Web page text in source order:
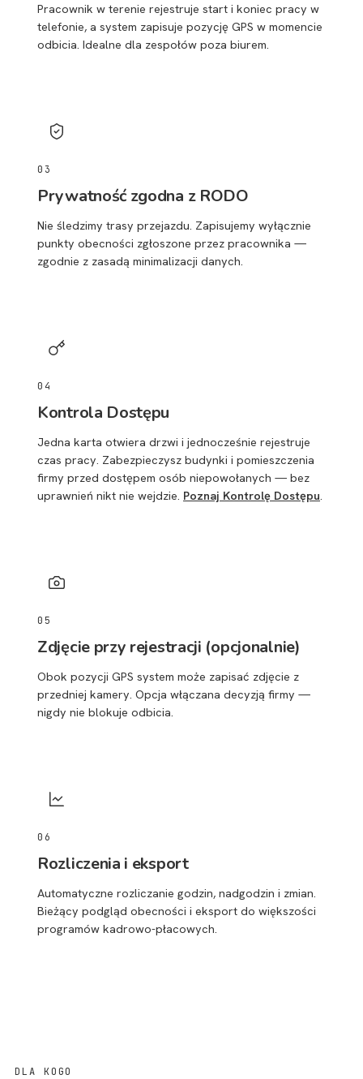
Pracownik w terenie rejestruje start i koniec pracy w
telefonie, a system zapisuje pozycję GPS w momencie
odbicia. Idealne dla zespołów poza biurem.
03
Prywatność zgodna z RODO
Nie śledzimy trasy przejazdu. Zapisujemy wyłącznie
punkty obecności zgłoszone przez pracownika —
zgodnie z zasadą minimalizacji danych.
04
Kontrola Dostępu
Jedna karta otwiera drzwi i jednocześnie rejestruje
czas pracy. Zabezpieczysz budynki i pomieszczenia
firmy przed dostępem osób niepowołanych — bez
uprawnień nikt nie wejdzie. Poznaj Kontrolę Dostępu.
05
Zdjęcie przy rejestracji (opcjonalnie)
Obok pozycji GPS system może zapisać zdjęcie z
przedniej kamery. Opcja włączana decyzją firmy —
nigdy nie blokuje odbicia.
06
Rozliczenia i eksport
Automatyczne rozliczanie godzin, nadgodzin i zmian.
Bieżący podgląd obecności i eksport do większości
programów kadrowo-płacowych.
DLA KOGO